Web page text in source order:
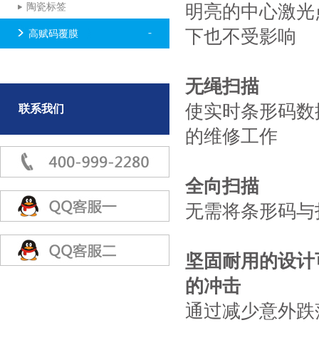
陶瓷标签
高赋码覆膜
联系我们
明亮的中心激
下也不受影响
无绳扫描
使实时条形码
的维修工作
全向扫描
无需将条形码
坚固耐用的设
的冲击
通过减少意外